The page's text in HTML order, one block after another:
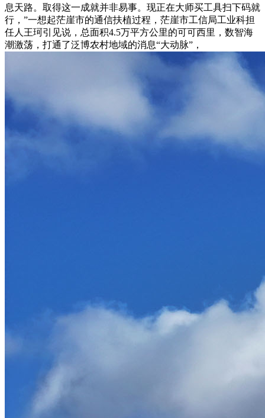
息天路。取得这一成就并非易事。现正在大师买工具扫下码就
行，”一想起茫崖市的通信扶植过程，茫崖市工信局工业科担
任人王珂引见说，总面积4.5万平方公里的可可西里，数智海
潮激荡，打通了泛博农村地域的消息“大动脉”，